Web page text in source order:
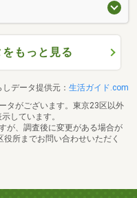
もっと見る
しデータ提供元： 生活ガイド.com
タがございます。東京23区以外
しています。
が、調査後に変更がある場合が
所までお問い合わせいただく